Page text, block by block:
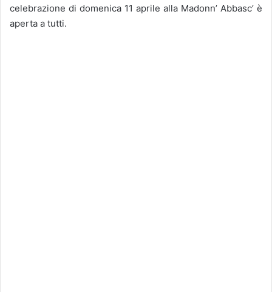
celebrazione di domenica 11 aprile alla Madonn’ Abbasc’ è
aperta a tutti.